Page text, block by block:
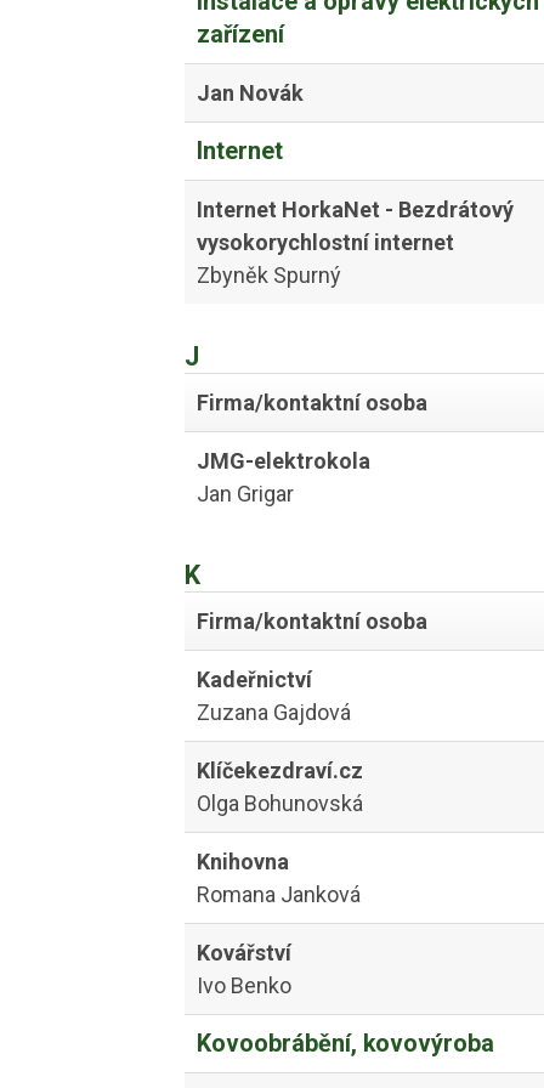
zařízení
Jan Novák
Internet
Internet HorkaNet - Bezdrátový
vysokorychlostní internet
Zbyněk Spurný
J
Firma/kontaktní osoba
JMG-elektrokola
Jan Grigar
K
Firma/kontaktní osoba
Kadeřnictví
Zuzana Gajdová
Klíčekezdraví.cz
Olga Bohunovská
Knihovna
Romana Janková
Kovářství
Ivo Benko
Kovoobrábění, kovovýroba